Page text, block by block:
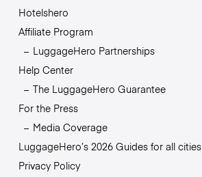
Hotelshero
Affiliate Program
LuggageHero Partnerships
Help Center
The LuggageHero Guarantee
For the Press
Media Coverage
LuggageHero’s 2026 Guides for all cities
Privacy Policy